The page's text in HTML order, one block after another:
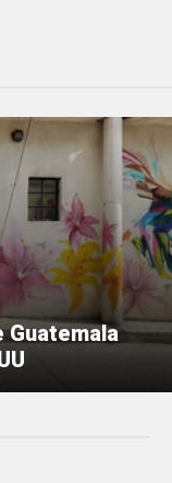
Guatemala